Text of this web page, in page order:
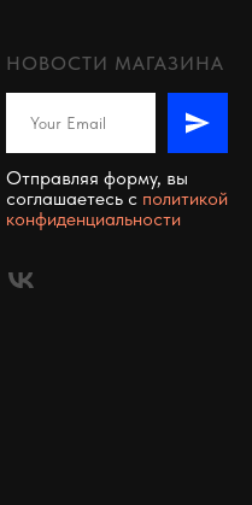
НОВОСТИ МАГАЗИНА
Отправляя форму, вы
соглашаетесь c политикой
конфиденциальности